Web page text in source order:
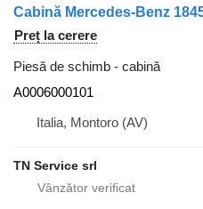
Preț la cerere
Piesă de schimb - cabină
A0006000101
Italia, Montoro (AV)
TN Service srl